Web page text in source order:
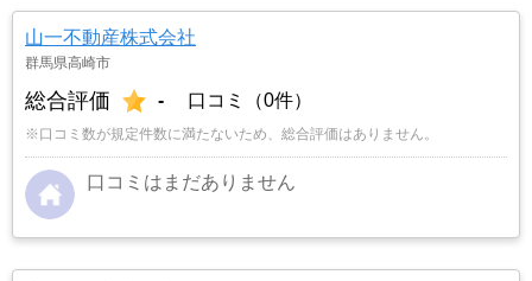
山一不動産株式会社
群馬県高崎市
総合評価 - 口コミ（0件）
※口コミ数が規定件数に満たないため、総合評価はありません。
口コミはまだありません